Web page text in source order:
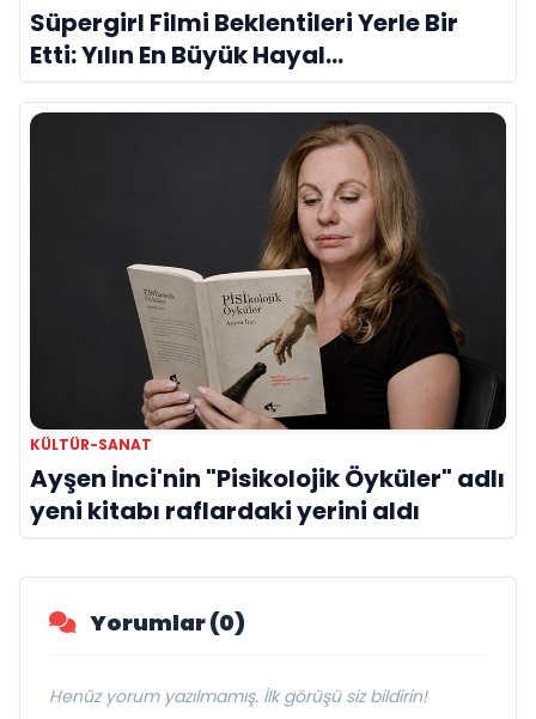
Süpergirl Filmi Beklentileri Yerle Bir
Etti: Yılın En Büyük Hayal
Kırıklıklarından Biri mi?
KÜLTÜR-SANAT
Ayşen İnci'nin "Pisikolojik Öyküler" adlı
yeni kitabı raflardaki yerini aldı
Yorumlar (0)
Henüz yorum yazılmamış. İlk görüşü siz bildirin!